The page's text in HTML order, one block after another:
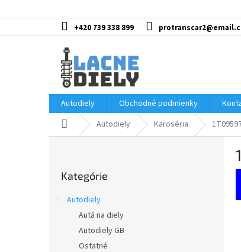
na
+420 739 338 899
Autodiely Obchodné podmienky
DomovAutodiely Karoséria
kategórie
Kategórie
Autodiely
Autá na diely
Autodiely GB
Ostatné